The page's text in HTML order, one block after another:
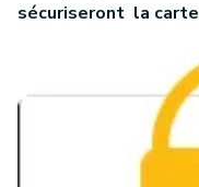
sécuriseront la carte